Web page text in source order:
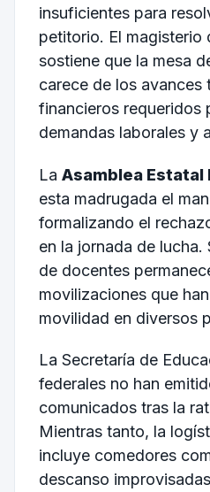
insuficientes para
petitorio. El magisterio
sostiene que la mesa
carece de los avances
financieros requeridos
demandas laborales y
La Asamblea Estatal
esta madrugada el
formalizando el
en la jornada de lucha.
de docentes
movilizaciones que
movilidad en diversos
La Secretaría de
federales no han
comunicados tras la
Mientras tanto, la
incluye comedores
descanso